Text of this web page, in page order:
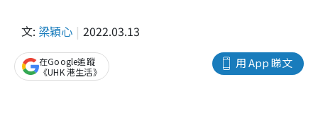
文: 梁穎心 2022.03.13
用 App 睇文
在Google追蹤
《UHK 港生活》